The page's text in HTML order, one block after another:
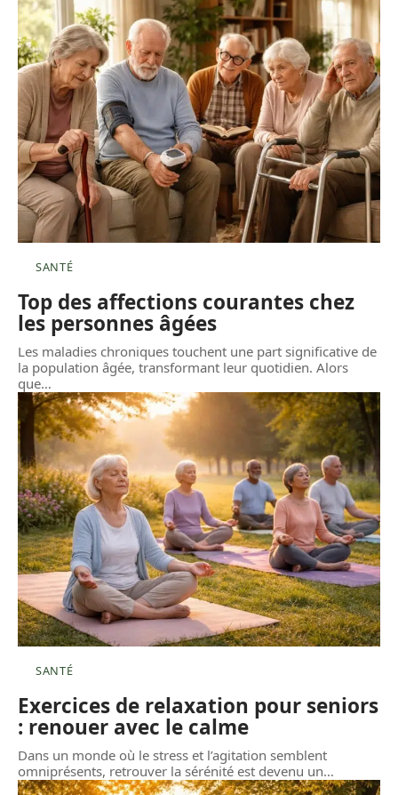
SANTÉ
Top des affections courantes chez
les personnes âgées
Les maladies chroniques touchent une part significative de
la population âgée, transformant leur quotidien. Alors
que…
SANTÉ
Exercices de relaxation pour seniors
: renouer avec le calme
Dans un monde où le stress et l’agitation semblent
omniprésents, retrouver la sérénité est devenu un…